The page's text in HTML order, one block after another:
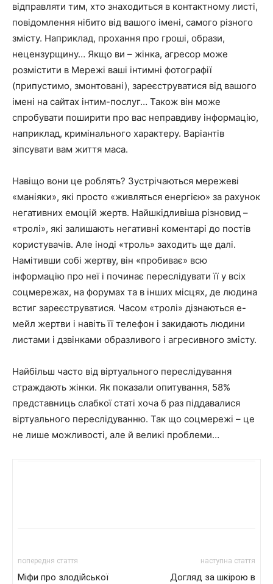
відправляти тим, хто знаходиться в контактному листі,
повідомлення нібито від вашого імені, самого різного
змісту. Наприклад, прохання про гроші, образи,
нецензурщину… Якщо ви – жінка, агресор може
розмістити в Мережі ваші інтимні фотографії
(припустимо, змонтовані), зареєструватися від вашого
імені на сайтах інтим-послуг… Також він може
спробувати поширити про вас неправдиву інформацію,
наприклад, кримінального характеру. Варіантів
зіпсувати вам життя маса.
Навіщо вони це роблять? Зустрічаються мережеві
«маніяки», які просто «живляться енергією» за рахунок
негативних емоцій жертв. Найшкідливіша різновид –
«тролі», які залишають негативні коментарі до постів
користувачів. Але іноді «троль» заходить ще далі.
Намітивши собі жертву, він «пробиває» всю
інформацію про неї і починає переслідувати її у всіх
соцмережах, на форумах та в інших місцях, де людина
встиг зареєструватися. Часом «тролі» дізнаються е-
мейл жертви і навіть її телефон і закидають людини
листами і дзвінками образливого і агресивного змісту.
Найбільш часто від віртуального переслідування
страждають жінки. Як показали опитування, 58%
представниць слабкої статі хоча б раз піддавалися
віртуального переслідуванню. Так що соцмережі – це
не лише можливості, але й великі проблеми…
попередня стаття
Міфи про злодійської
наступна стаття
Догляд за шкірою в